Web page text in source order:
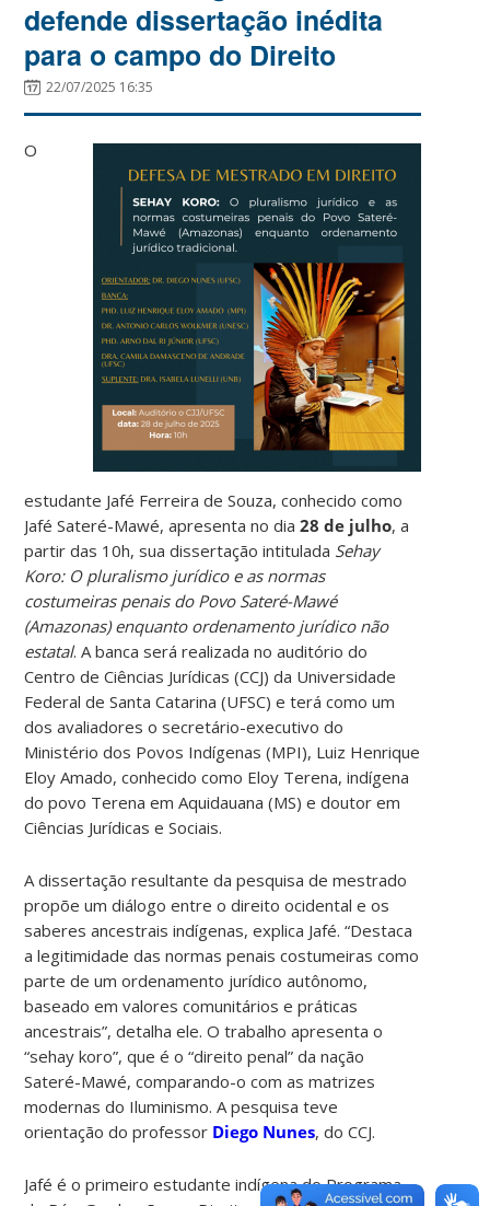
defende dissertação inédita
para o campo do Direito
22/07/2025 16:35
O
estudante Jafé Ferreira de Souza, conhecido como
Jafé Sateré-Mawé, apresenta no dia28 de julho, a
partir das 10h, sua dissertação intitulada Sehay
Koro: O pluralismo jurídico e as normas
costumeiras penais do Povo Sateré-Mawé
(Amazonas) enquanto ordenamento jurídico não
estatal. A banca será realizada no auditório do
Centro de Ciências Jurídicas (CCJ) da Universidade
Federal de Santa Catarina (UFSC) e terá como um
dos avaliadores o secretário-executivo do
Ministério dos Povos Indígenas (MPI), Luiz Henrique
Eloy Amado, conhecido como Eloy Terena, indígena
do povo Terena em Aquidauana (MS) e doutor em
Ciências Jurídicas e Sociais.
A dissertação resultante da pesquisa de mestrado
propõe um diálogo entre o direito ocidental e os
saberes ancestrais indígenas, explica Jafé. “Destaca
a legitimidade das normas penais costumeiras como
parte de um ordenamento jurídico autônomo,
baseado em valores comunitários e práticas
ancestrais”, detalha ele. O trabalho apresenta o
“sehay koro”, que é o “direito penal” da nação
Sateré-Mawé, comparando-o com as matrizes
modernas do Iluminismo. A pesquisa teve
orientação do professor Diego Nunes, do CCJ.
Jafé é o primeiro estudante indígena do Programa